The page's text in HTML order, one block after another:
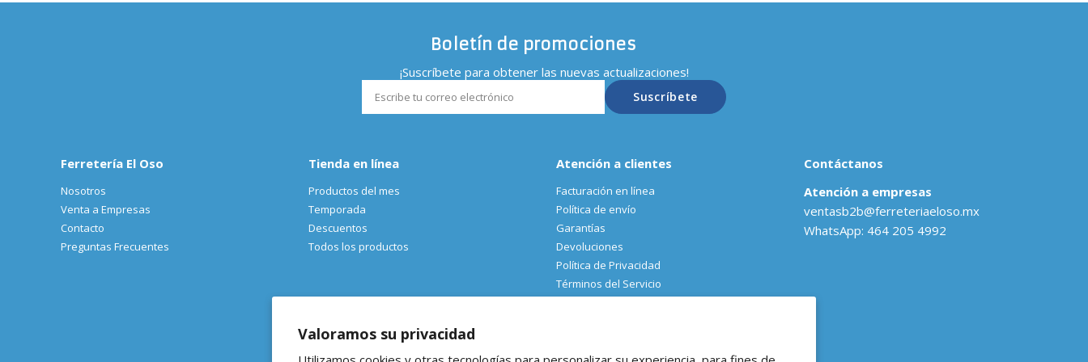
Valoramos su privacidad
Boletín de promociones
¡Suscríbete para obtener las nuevas actualizaciones!
Suscríbete
Ferretería El Oso
Nosotros
Venta a Empresas
Contacto
Preguntas Frecuentes
Tienda en línea
Productos del mes
Temporada
Descuentos
Todos los productos
Atención a clientes
Facturación en línea
Política de envío
Garantías
Devoluciones
Política de Privacidad
Términos del Servicio
Contáctanos
Atención a empresas
ventasb2b@ferreteriaeloso.mx
WhatsApp: 464 205 4992